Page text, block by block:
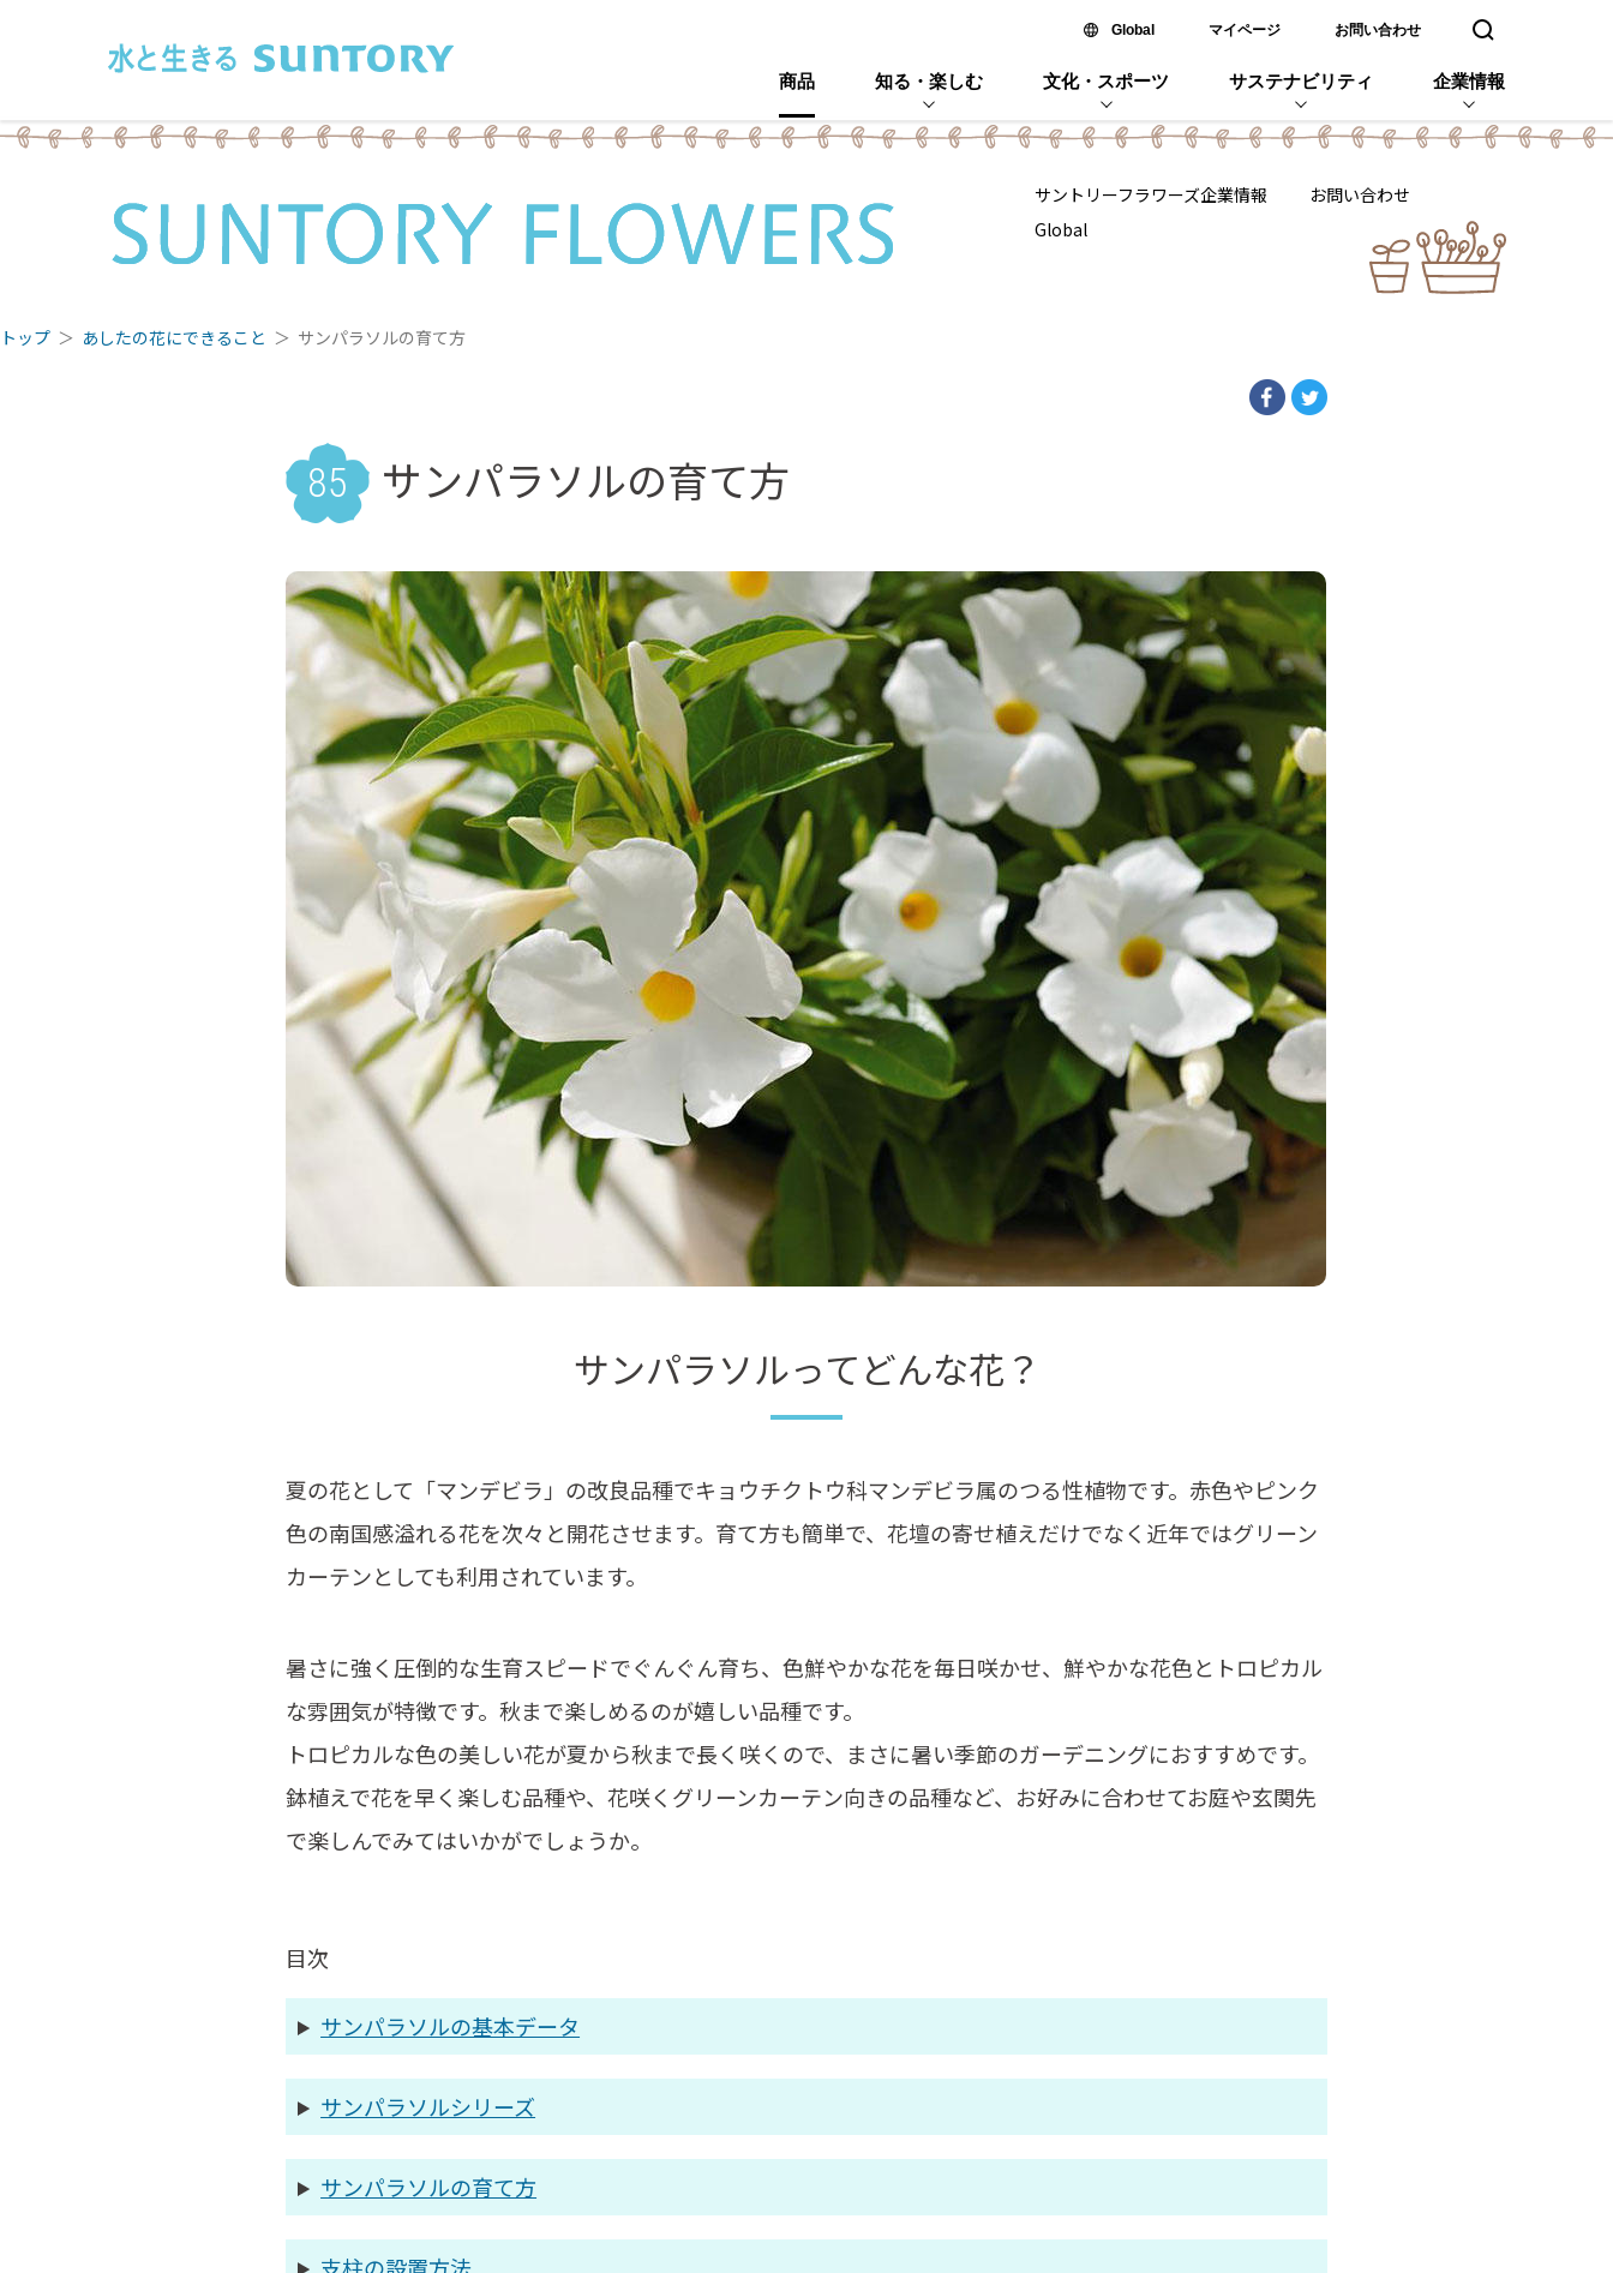
Global新しいウィンドウで開く
マイページ お問い合わせ 検索窓を開く
商品 知る・楽しむ 文化・スポーツ サステナビリティ 企業情報
サントリーフラワーズ企業情報
お問い合わせ
Global
トップ あしたの花にできること サンパラソルの育て方
85 サンパラソルの育て方
サンパラソルってどんな花？
夏の花として「マンデビラ」の改良品種でキョウチクトウ科マンデビラ属のつる性植物です。赤色やピンク
色の南国感溢れる花を次々と開花させます。育て方も簡単で、花壇の寄せ植えだけでなく近年ではグリーン
カーテンとしても利用されています。
暑さに強く圧倒的な生育スピードでぐんぐん育ち、色鮮やかな花を毎日咲かせ、鮮やかな花色とトロピカル
な雰囲気が特徴です。秋まで楽しめるのが嬉しい品種です。
トロピカルな色の美しい花が夏から秋まで長く咲くので、まさに暑い季節のガーデニングにおすすめです。
鉢植えで花を早く楽しむ品種や、花咲くグリーンカーテン向きの品種など、お好みに合わせてお庭や玄関先
で楽しんでみてはいかがでしょうか。
目次
サンパラソルの基本データ
サンパラソルシリーズ
サンパラソルの育て方